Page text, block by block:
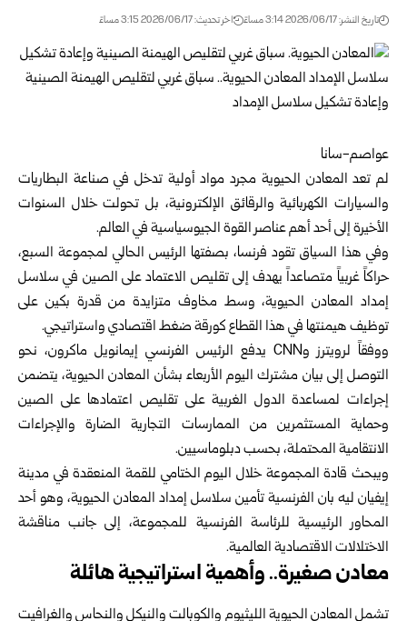
تاريخ النشر: 2026/06/17 3:14 مساءً اخر تحديث: 2026/06/17 3:15 مساءً
عواصم-سانا‏
لم تعد المعادن الحيوية مجرد مواد أولية تدخل في صناعة البطاريات
والسيارات ‏الكهربائية والرقائق الإلكترونية، بل تحولت خلال السنوات
الأخيرة إلى أحد أهم ‏عناصر القوة الجيوسياسية في العالم.
وفي هذا السياق تقود فرنسا، بصفتها الرئيس الحالي لمجموعة السبع،
حراكاً غربياً ‏متصاعداً يهدف إلى تقليص الاعتماد على الصين في سلاسل
إمداد المعادن الحيوية، ‏وسط مخاوف متزايدة من قدرة بكين على
توظيف هيمنتها في هذا القطاع كورقة ‏ضغط اقتصادي واستراتيجي.‏
ووفقاً لرويترز وCNN‏ يدفع الرئيس الفرنسي إيمانويل ماكرون، نحو
التوصل إلى ‏بيان مشترك اليوم الأربعاء بشأن المعادن الحيوية، يتضمن
إجراءات لمساعدة ‏الدول الغربية على تقليص اعتمادها على الصين
وحماية المستثمرين من ‏الممارسات التجارية الضارة والإجراءات
الانتقامية المحتملة، بحسب دبلوماسيين.‏
ويبحث قادة المجموعة خلال اليوم الختامي للقمة المنعقدة في مدينة
إيفيان ليه بان ‏الفرنسية تأمين سلاسل إمداد المعادن الحيوية، وهو أحد
المحاور الرئيسية للرئاسة ‏الفرنسية للمجموعة، إلى جانب مناقشة
الاختلالات الاقتصادية العالمية.‏
معادن صغيرة.. وأهمية استراتيجية هائلة
تشمل المعادن الحيوية الليثيوم والكوبالت والنيكل والنحاس والغرافيت